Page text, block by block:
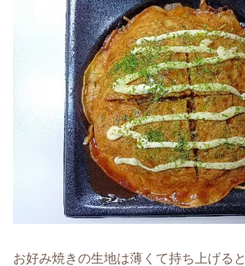
お好み焼きの生地は薄くて持ち上げると